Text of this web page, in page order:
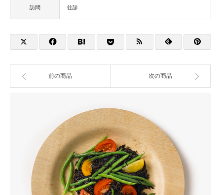
訪問 往診
前の商品 次の商品